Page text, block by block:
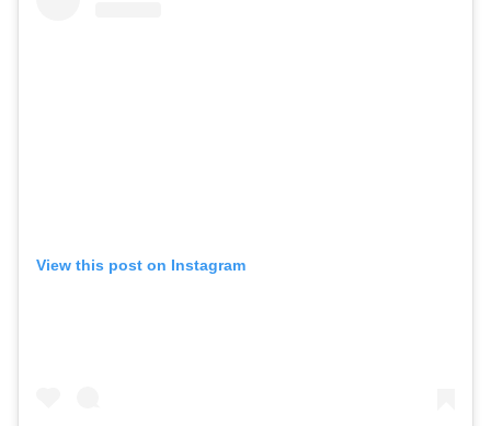
View this post on Instagram